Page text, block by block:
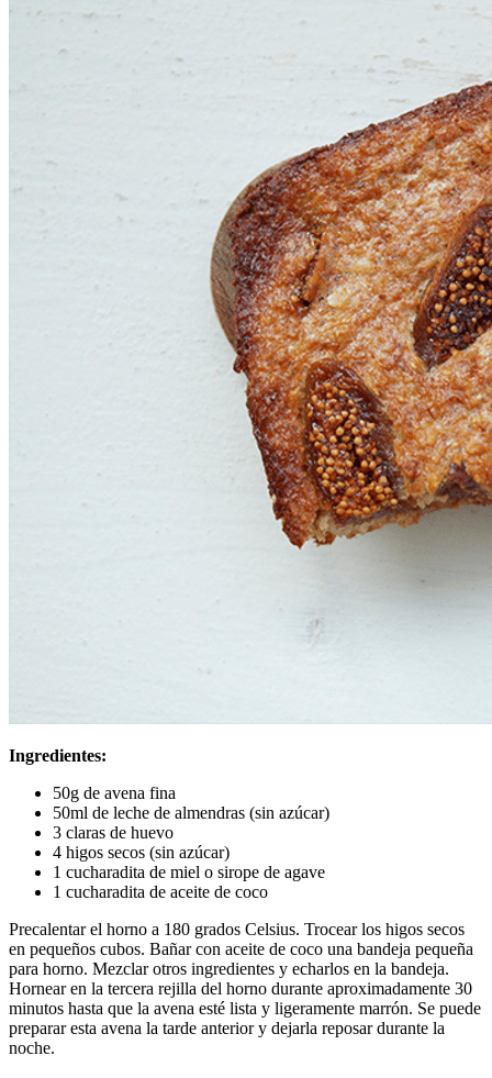
Ingredientes:
50g de avena fina
50ml de leche de almendras (sin azúcar)
3 claras de huevo
4 higos secos (sin azúcar)
1 cucharadita de miel o sirope de agave
1 cucharadita de aceite de coco
Precalentar el horno a 180 grados Celsius. Trocear los higos secos
en pequeños cubos. Bañar con aceite de coco una bandeja pequeña
para horno. Mezclar otros ingredientes y echarlos en la bandeja.
Hornear en la tercera rejilla del horno durante aproximadamente 30
minutos hasta que la avena esté lista y ligeramente marrón. Se puede
preparar esta avena la tarde anterior y dejarla reposar durante la
noche.